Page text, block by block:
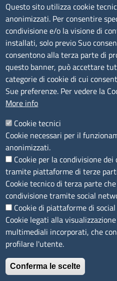
EMAIL: info.sni@unioncamere.it
C.F.: 01484460587
P.Iva: 01000211001
SERVIZIO REALIZZATO DA
SEGUICI SU
MENÙ PRIVACY
Note legali Privacy e cookie
©
Questo sito utilizza cookie
anonimizzati. Per consentire
condivisione e/o la visione di
installati, solo previo Suo
consentono alla terza parte di
questo banner, può accettare
categorie di cookie di cui
Sue preferenze. Per vedere la
More info
Cookie tecnici
Cookie necessari per il
anonimizzati.
Cookie per la condivisione
tramite piattaforme di terze
Cookie tecnico di terza parte
condivisione tramite social
Cookie di piattaforme di
Cookie legati alla
multimediali incorporati, che
profilare l'utente.
Conferma le scelte